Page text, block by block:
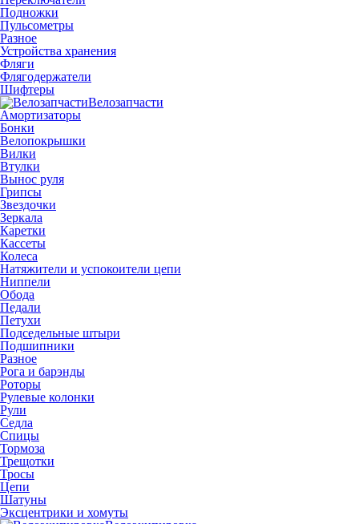
Подножки
Пульсометры
Разное
Устройства хранения
Фляги
Флягодержатели
Шифтеры
Велозапчасти
Амортизаторы
Бонки
Велопокрышки
Вилки
Втулки
Вынос руля
Грипсы
Звездочки
Зеркала
Каретки
Кассеты
Колеса
Натяжители и успокоители цепи
Ниппели
Обода
Педали
Петухи
Подседельные штыри
Подшипники
Разное
Рога и барэнды
Роторы
Рулевые колонки
Рули
Седла
Спицы
Тормоза
Трещотки
Тросы
Цепи
Шатуны
Эксцентрики и хомуты